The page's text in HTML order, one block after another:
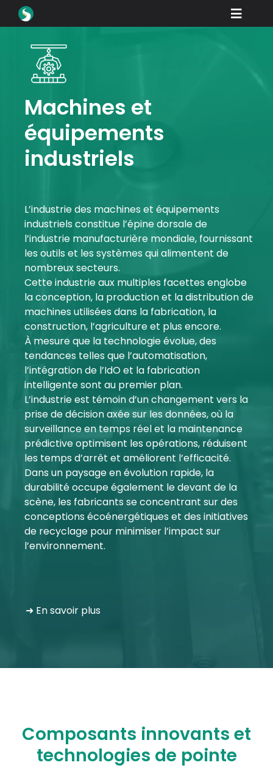
Toggle
Téléchargements
Comment acheter
Vitrine
Entreprise
Portail des distributeurs
Soutien
Mon compte
Se connecter
Machines et
équipements
industriels
L’industrie des machines et équipements
industriels constitue l’épine dorsale de
l’industrie manufacturière mondiale, fournissant
les outils et les systèmes qui alimentent de
nombreux secteurs.
Cette industrie aux multiples facettes englobe
la conception, la production et la distribution de
machines utilisées dans la fabrication, la
construction, l’agriculture et plus encore.
À mesure que la technologie évolue, des
tendances telles que l’automatisation,
l’intégration de l’IdO et la fabrication
intelligente sont au premier plan.
L’industrie est témoin d’un changement vers la
prise de décision axée sur les données, où la
surveillance en temps réel et la maintenance
prédictive optimisent les opérations, réduisent
les temps d’arrêt et améliorent l’efficacité.
Dans un paysage en évolution rapide, la
durabilité occupe également le devant de la
scène, les fabricants se concentrant sur des
conceptions écoénergétiques et des initiatives
de recyclage pour minimiser l’impact sur
l’environnement.
➜ En savoir plus
Composants innovants et
technologies de pointe